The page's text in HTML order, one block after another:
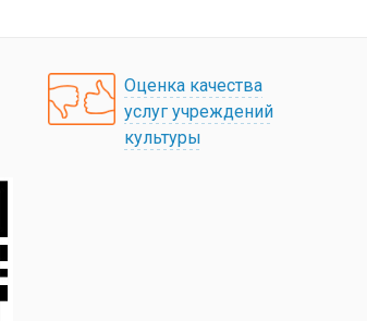
Оценка качества
услуг учреждений
культуры